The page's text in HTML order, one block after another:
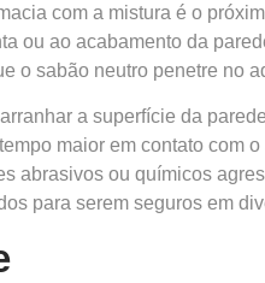
com a mistura é o
ou ao acabamento da
o sabão neutro penetre no
a superfície da
maior em contato
abrasivos ou químicos
para serem seguros em